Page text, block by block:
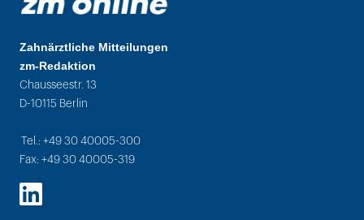
Zahnärztliche Mitteilungen
zm-Redaktion
Chausseestr. 13
D-10115 Berlin
Tel.: +49 30 40005-300
Fax: +49 30 40005-319
LinkedIn